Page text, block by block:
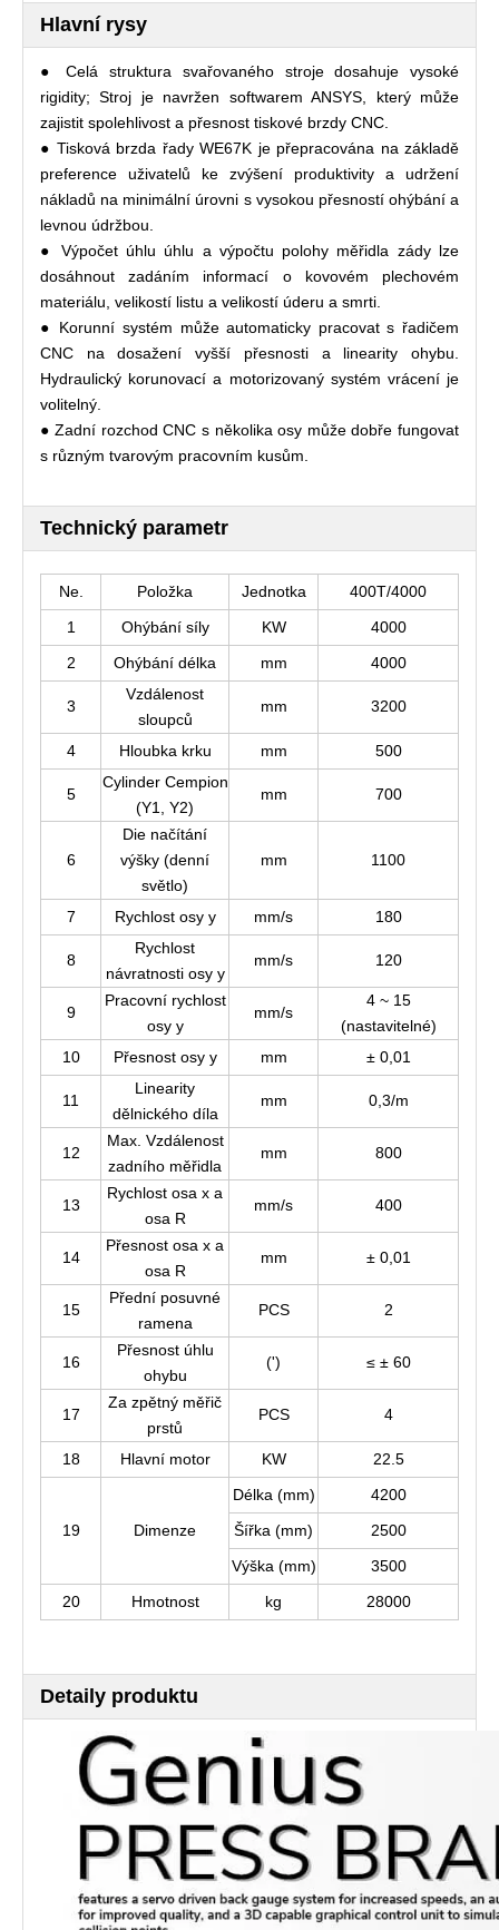
Hlavní rysy
● Celá struktura svařovaného stroje dosahuje vysoké
rigidity; Stroj je navržen softwarem ANSYS, který může
zajistit spolehlivost a přesnost tiskové brzdy CNC.
● Tisková brzda řady WE67K je přepracována na základě
preference uživatelů ke zvýšení produktivity a udržení
nákladů na minimální úrovni s vysokou přesností ohýbání a
levnou údržbou.
● Výpočet úhlu úhlu a výpočtu polohy měřidla zády lze
dosáhnout zadáním informací o kovovém plechovém
materiálu, velikostí listu a velikostí úderu a smrti.
● Korunní systém může automaticky pracovat s řadičem
CNC na dosažení vyšší přesnosti a linearity ohybu.
Hydraulický korunovací a motorizovaný systém vrácení je
volitelný.
● Zadní rozchod CNC s několika osy může dobře fungovat
s různým tvarovým pracovním kusům.
Technický parametr
Ne. Položka Jednotka
400T/4000
1
Ohýbání síly KW
4000
2
Ohýbání délka mm 4000
3
Vzdálenost
sloupců
mm 3200
4 Hloubka krku mm 500
5
Cylinder Cempion
(Y1, Y2)
mm 700
6
Die načítání
výšky (denní
světlo)
mm 1100
7 Rychlost osy y mm/s 180
8
Rychlost
návratnosti osy y
mm/s 120
9
Pracovní rychlost
osy y
mm/s
4 ~ 15
(nastavitelné)
10
Přesnost osy y mm ± 0,01
11
Linearity
dělnického díla
mm 0,3/m
12
Max. Vzdálenost
zadního měřidla
mm 800
13
Rychlost osa x a
osa R
mm/s 400
14
Přesnost osa x a
osa R
mm ± 0,01
15
Přední posuvné
ramena
PCS 2
16
Přesnost úhlu
ohybu
(') ≤ ± 60
17
Za zpětný měřič
prstů
PCS 4
18 Hlavní motor KW 22.5
19 Dimenze
Délka (mm)
4200
Šířka (mm)
2500
Výška (mm)
3500
20
Hmotnost kg 28000
Detaily produktu